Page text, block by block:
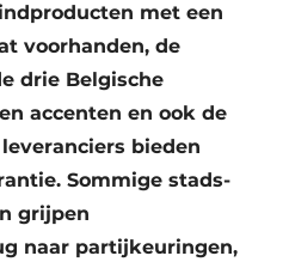
met een
voorhanden, de
drie Belgische
accenten en ook de
bieden
Sommige stads-
grijpen
naar partijkeuringen,